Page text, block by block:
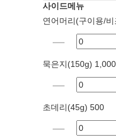
사이드메뉴
연어머리(구이용/
묵은지(150g) 1,000
초데리(45g) 500